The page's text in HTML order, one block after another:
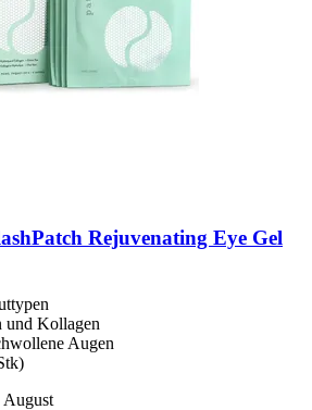
Rejuvenating Eye Gel
Kollagen
Augen
August